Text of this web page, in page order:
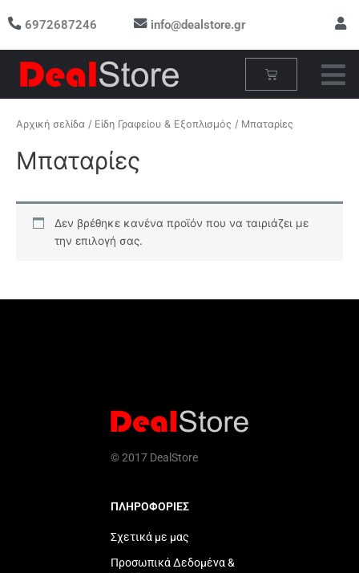
στο 6972687246 info@dealstore.gr
Cart
Αρχική σελίδα / Είδη Γραφείου & Εξοπλισμός / Μπαταρίες
Μπαταρίες
Δεν βρέθηκε κανένα προϊόν που να ταιριάζει με
την επιλογή σας.
© 2017 DealStore
ΠΛΗΡΟΦΟΡΙΕΣ
Σχετικά με μας
Προσωπικά Δεδομένα &